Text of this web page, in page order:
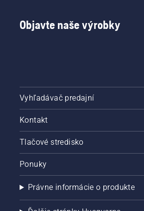
Objavte naše výrobky
Vyhľadávač predajní
Kontakt
Tlačové stredisko
Ponuky
Právne informácie o produkte